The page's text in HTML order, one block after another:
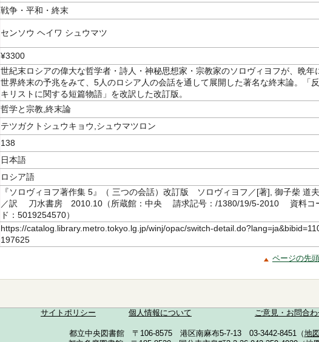
戦争・平和・終末
センソウ ヘイワ シュウマツ
¥3300
世紀末ロシアの偉大な哲学者・詩人・神秘思想家・宗教家のソロヴィヨフが、晩年
世界終末の予兆をみて、5人のロシア人の会話を通して展開した著名な終末論。「反
キリストに関する短篇物語」を改訳した改訂版。
哲学と宗教,終末論
テツガクトシュウキョウ,シュウマツロン
138
日本語
ロシア語
『ソロヴィヨフ著作集 5』（ 三つの会話）改訂版 ソロヴィヨフ／[著], 御子柴 道夫
／訳 刀水書房 2010.10（所蔵館：中央 請求記号：/1380/19/5-2010 資料コ
ド：5019254570）
https://catalog.library.metro.tokyo.lg.jp/winj/opac/switch-
197625
ページの先
サイトポリシー 個人情報について ご意見・お問合
都立中央図書館 〒106-8575 港区南麻布5-7-13 03-3442-8451（地